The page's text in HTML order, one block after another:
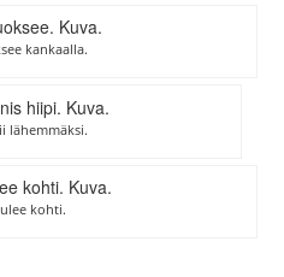
kankaalla.
lähemmäksi.
kohti.